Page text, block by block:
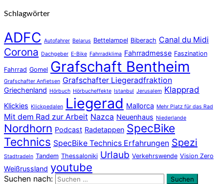
Schlagwörter
ADFC Autofahrer Belarus Bettelampel Biberach Canal du Midi
Corona Dachgeber E-Bike Fahrradklima Fahrradmesse Faszination
Fahrrad Gomel Grafschaft Bentheim
Grafschafter Anfietsen Grafschafter Liegeradfraktion
Griechenland Hörbuch Hörbucheffekte Istanbul Jerusalem Klapprad
Klickies Klickpedalen Liegerad Mallorca Mehr Platz für das Rad
Mit dem Rad zur Arbeit Nazca Neuenhaus Niederlande
Nordhorn Podcast Radetappen SpecBike
Technics SpecBike Technics Erfahrungen Spezi
Stadtradeln Tandem Thessaloniki Urlaub Verkehrswende Vision Zero
Weißrussland youtube
Suchen nach: Suchen